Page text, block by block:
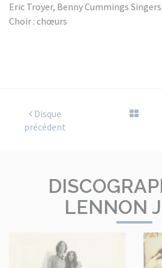
Eric Troyer, Benny Cummings
Choir : chœurs
Disque
précédent
LENNON